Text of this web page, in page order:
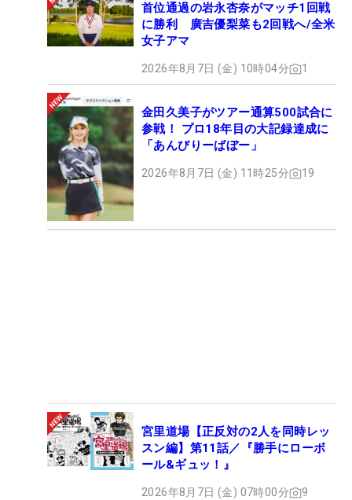
首位通過の岩永杏奈がマッチ1回戦
に勝利 廣吉優梨菜も2回戦へ/全米
女子アマ
2026年8月7日 (金) 10時04分 1
金田久美子がツアー通算500試合に
参戦！ プロ18年目の大記録達成に
「あんびりーばぼー」
2026年8月7日 (金) 11時25分 19
宮里道場【正反対の2人を同時レッ
スン編】第11話／『勝手にローボ
ール&ギュッ！』
2026年8月7日 (金) 07時00分 9